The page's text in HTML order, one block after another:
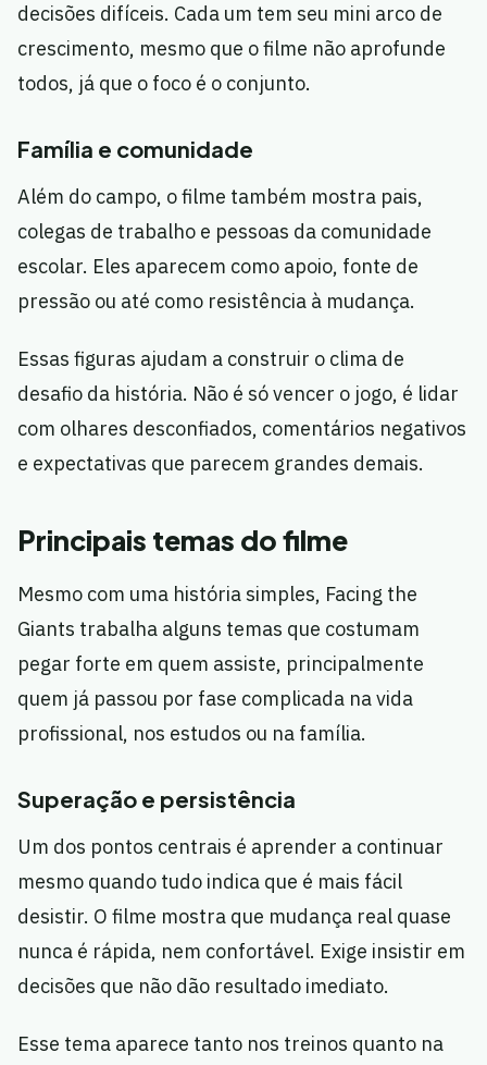
decisões difíceis. Cada um tem seu mini arco de
crescimento, mesmo que o filme não aprofunde
todos, já que o foco é o conjunto.
Família e comunidade
Além do campo, o filme também mostra pais,
colegas de trabalho e pessoas da comunidade
escolar. Eles aparecem como apoio, fonte de
pressão ou até como resistência à mudança.
Essas figuras ajudam a construir o clima de
desafio da história. Não é só vencer o jogo, é lidar
com olhares desconfiados, comentários negativos
e expectativas que parecem grandes demais.
Principais temas do filme
Mesmo com uma história simples, Facing the
Giants trabalha alguns temas que costumam
pegar forte em quem assiste, principalmente
quem já passou por fase complicada na vida
profissional, nos estudos ou na família.
Superação e persistência
Um dos pontos centrais é aprender a continuar
mesmo quando tudo indica que é mais fácil
desistir. O filme mostra que mudança real quase
nunca é rápida, nem confortável. Exige insistir em
decisões que não dão resultado imediato.
Esse tema aparece tanto nos treinos quanto na